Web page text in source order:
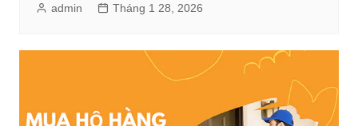
admin Tháng 1 28, 2026